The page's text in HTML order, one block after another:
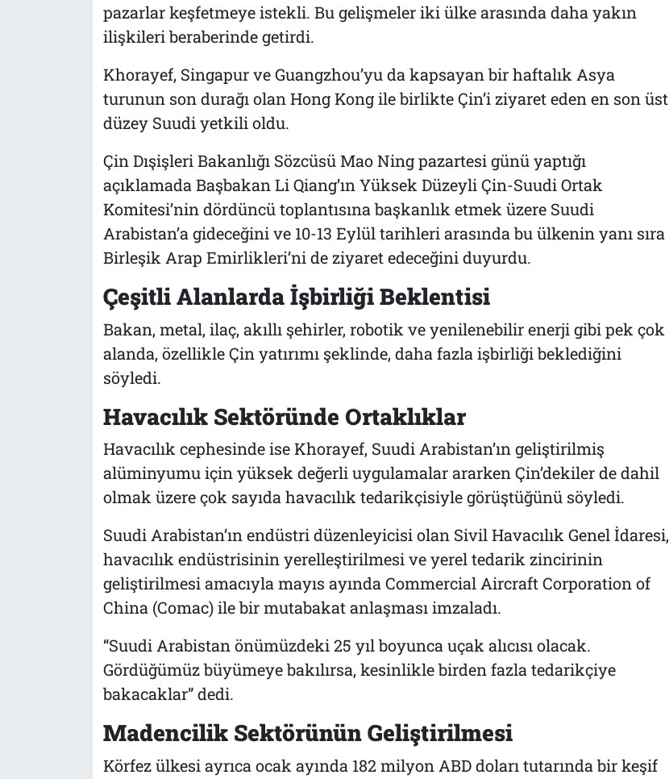
pazarlar keşfetmeye istekli. Bu gelişmeler iki ülke arasında daha yakın
ilişkileri beraberinde getirdi.
Khorayef, Singapur ve Guangzhou’yu da kapsayan bir haftalık Asya
turunun son durağı olan Hong Kong ile birlikte Çin’i ziyaret eden en son üst
düzey Suudi yetkili oldu.
Çin Dışişleri Bakanlığı Sözcüsü Mao Ning pazartesi günü yaptığı
açıklamada Başbakan Li Qiang’ın Yüksek Düzeyli Çin-Suudi Ortak
Komitesi’nin dördüncü toplantısına başkanlık etmek üzere Suudi
Arabistan’a gideceğini ve 10-13 Eylül tarihleri arasında bu ülkenin yanı sıra
Birleşik Arap Emirlikleri’ni de ziyaret edeceğini duyurdu.
Çeşitli Alanlarda İşbirliği Beklentisi
Bakan, metal, ilaç, akıllı şehirler, robotik ve yenilenebilir enerji gibi pek çok
alanda, özellikle Çin yatırımı şeklinde, daha fazla işbirliği beklediğini
söyledi.
Havacılık Sektöründe Ortaklıklar
Havacılık cephesinde ise Khorayef, Suudi Arabistan’ın geliştirilmiş
alüminyumu için yüksek değerli uygulamalar ararken Çin’dekiler de dahil
olmak üzere çok sayıda havacılık tedarikçisiyle görüştüğünü söyledi.
Suudi Arabistan’ın endüstri düzenleyicisi olan Sivil Havacılık Genel İdaresi,
havacılık endüstrisinin yerelleştirilmesi ve yerel tedarik zincirinin
geliştirilmesi amacıyla mayıs ayında Commercial Aircraft Corporation of
China (Comac) ile bir mutabakat anlaşması imzaladı.
“Suudi Arabistan önümüzdeki 25 yıl boyunca uçak alıcısı olacak.
Gördüğümüz büyümeye bakılırsa, kesinlikle birden fazla tedarikçiye
bakacaklar” dedi.
Madencilik Sektörünün Geliştirilmesi
Körfez ülkesi ayrıca ocak ayında 182 milyon ABD doları tutarında bir keşif